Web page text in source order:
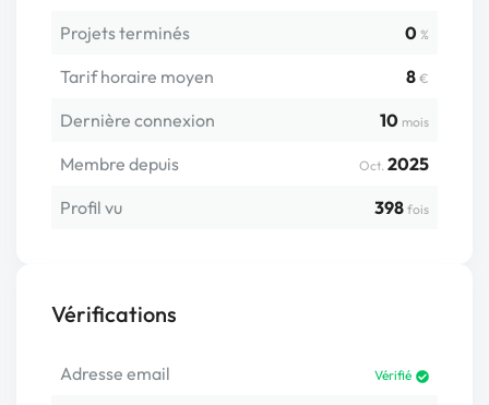
Projets terminés 0 %
Tarif horaire moyen 8 €
Dernière connexion 10 mois
Membre depuis Oct. 2025
Profil vu
398 fois
Vérifications
Adresse email Vérifié